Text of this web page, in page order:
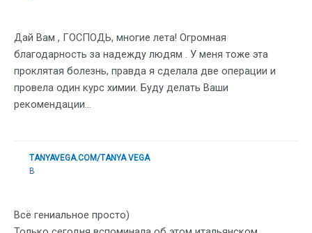
Дай Вам , ГОСПОДЬ, многие лета! Огромная
благодарность за надежду людям . У меня тоже эта
проклятая болезнь, правда я сделала две операции и
провела один курс химии. Буду делать Ваши
рекомендации…
TANYAVEGA.COM/TANYA VEGA
В
Всё гениальное просто)